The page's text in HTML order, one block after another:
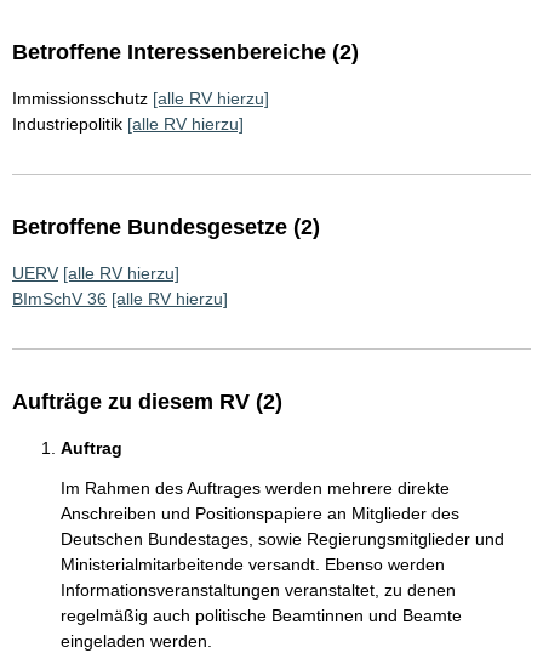
Betroffene Interessenbereiche (2)
Immissionsschutz [alle RV hierzu]
Industriepolitik [alle RV hierzu]
Betroffene Bundesgesetze (2)
UERV [alle RV hierzu]
BImSchV 36 [alle RV hierzu]
Aufträge zu diesem RV (2)
Auftrag
Im Rahmen des Auftrages werden mehrere direkte
Anschreiben und Positionspapiere an Mitglieder des
Deutschen Bundestages, sowie Regierungsmitglieder und
Ministerialmitarbeitende versandt. Ebenso werden
Informationsveranstaltungen veranstaltet, zu denen
regelmäßig auch politische Beamtinnen und Beamte
eingeladen werden.